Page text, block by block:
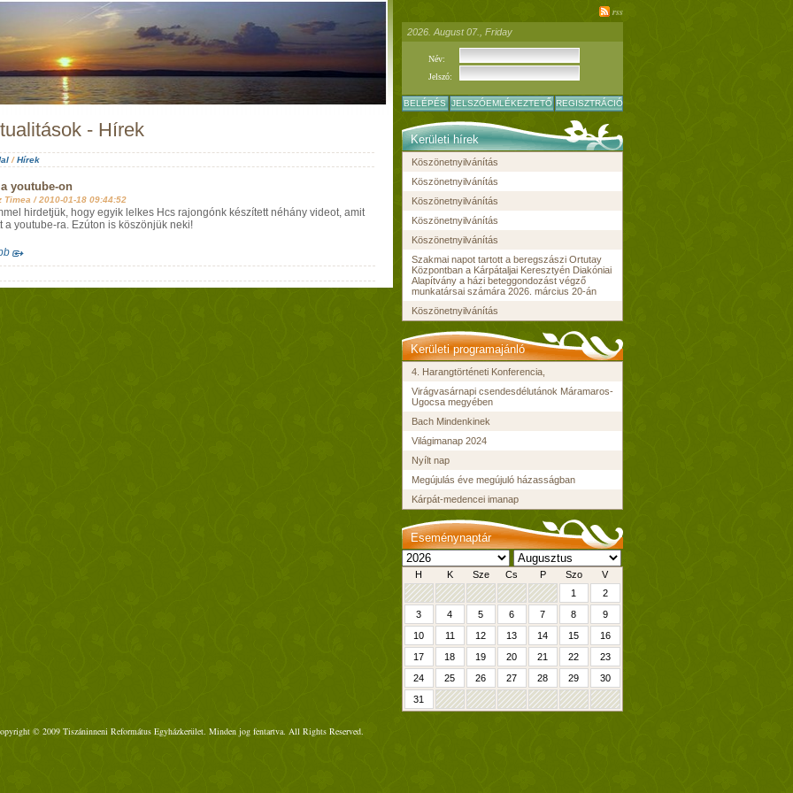
- Hírek
/Hírek
youtube-on
Timea /2010-01-18 09:44:52
hirdetjük, hogy egyik lelkes Hcs rajongónk készített néhány videot, amit
a youtube-ra. Ezúton is köszönjük neki!
rss
2026. August 07., Friday
Név:
Jelszó:
BELÉPÉS JELSZÓEMLÉKEZTETŐ REGISZTRÁCIÓ
Kerületi hírek
Köszönetnyilvánítás
Köszönetnyilvánítás
Köszönetnyilvánítás
Köszönetnyilvánítás
Köszönetnyilvánítás
Szakmai napot tartott a beregszászi Ortutay
Központban a Kárpátaljai Keresztyén Diakóniai
Alapítvány a házi beteggondozást végző
munkatársai számára 2026. március 20-án
Köszönetnyilvánítás
Kerületi programajánló
4. Harangtörténeti Konferencia,
Virágvasárnapi csendesdélutánok Máramaros-
Ugocsa megyében
Bach Mindenkinek
Világimanap 2024
Nyílt nap
Megújulás éve megújuló házasságban
Kárpát-medencei imanap
Eseménynaptár
H K Sze Cs P Szo
V
1
2
3
4 5 6 7 8
9
10
11 12 13 14 15
16
17
18 19 20 21 22
23
24
25 26 27 28 29
30
31
© 2009 Tiszáninneni Református Egyházkerület. Minden jog fentartva. All Rights Reserved.